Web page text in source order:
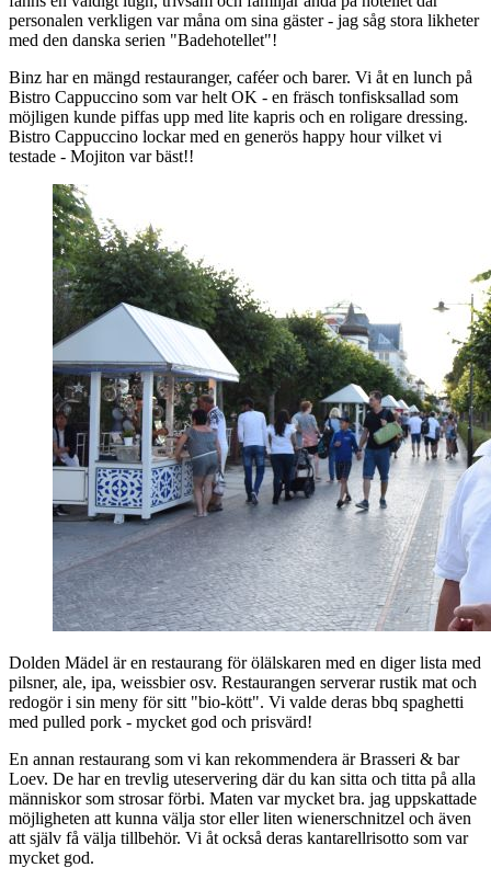
personalen verkligen var måna om sina gäster - jag såg stora likheter
med den danska serien "Badehotellet"!
Binz har en mängd restauranger, caféer och barer. Vi åt en lunch på
Bistro Cappuccino som var helt OK - en fräsch tonfisksallad som
möjligen kunde piffas upp med lite kapris och en roligare dressing.
Bistro Cappuccino lockar med en generös happy hour vilket vi
testade - Mojiton var bäst!!
Dolden Mädel är en restaurang för ölälskaren med en diger lista med
pilsner, ale, ipa, weissbier osv. Restaurangen serverar rustik mat och
redogör i sin meny för sitt "bio-kött". Vi valde deras bbq spaghetti
med pulled pork - mycket god och prisvärd!
En annan restaurang som vi kan rekommendera är Brasseri & bar
Loev. De har en trevlig uteservering där du kan sitta och titta på alla
människor som strosar förbi. Maten var mycket bra. jag uppskattade
möjligheten att kunna välja stor eller liten wienerschnitzel och även
att själv få välja tillbehör. Vi åt också deras kantarellrisotto som var
mycket god.